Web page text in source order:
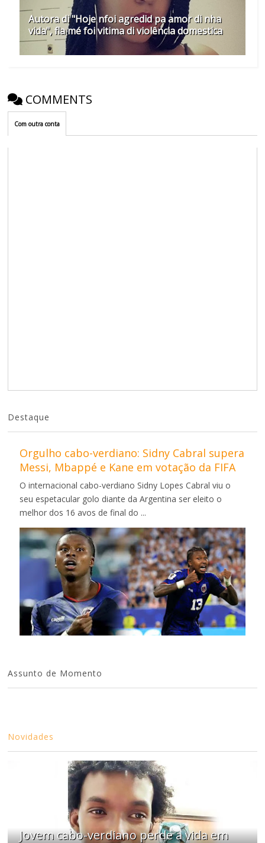
Autora di "Hoje nfoi agredid pa amor di nha
vida", fla mé foi vitima di violência domestica
COMMENTS
Com outra conta
Destaque
Orgulho cabo-verdiano: Sidny Cabral supera
Messi, Mbappé e Kane em votação da FIFA
O internacional cabo-verdiano Sidny Lopes Cabral viu o
seu espetacular golo diante da Argentina ser eleito o
melhor dos 16 avos de final do ...
Assunto de Momento
Novidades
Jovem cabo-verdiano perde a vida em